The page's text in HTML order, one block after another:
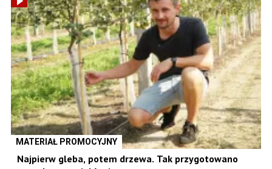
MATERIAŁ PROMOCYJNY
Najpierw gleba, potem drzewa. Tak przygotowano